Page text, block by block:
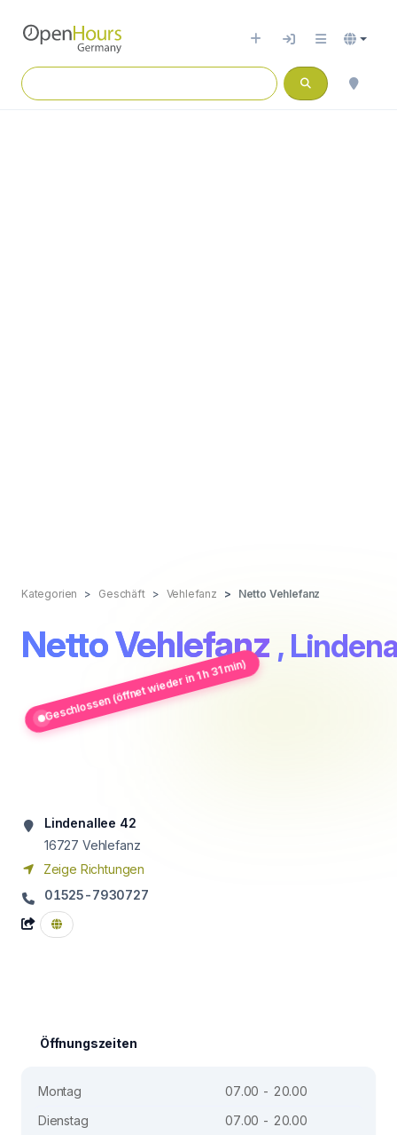
Kategorien Geschäft Vehlefanz Netto Vehlefanz
Netto Vehlefanz ,
Geschlossen (öffnet wieder in 1 h 31 min)
Lindenallee 42
16727 Vehlefanz
Zeige Richtungen
01525-7930727
Öffnungszeiten
Montag
07.00 - 20.00
Dienstag
07.00 - 20.00